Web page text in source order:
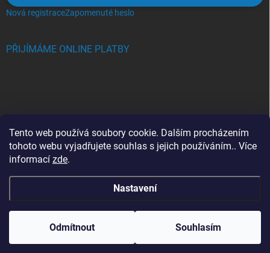
Tento web používá soubory cookie. Dalším procházením
tohoto webu vyjadřujete souhlas s jejich používáním.. Více
informací zde.
Nastavení
Odmítnout Souhlasím
Nová registraceZapomenuté heslo
PŘIJÍMÁME ONLINE PLATBY
BLOG
Crocs, proč se svět zamiloval do těchto bot a proč je MUSÍTE mít
také?
Vytvořil Shoptet
Copyright 2026Jupiterlook.cz . Všechna práva vyhrazena.